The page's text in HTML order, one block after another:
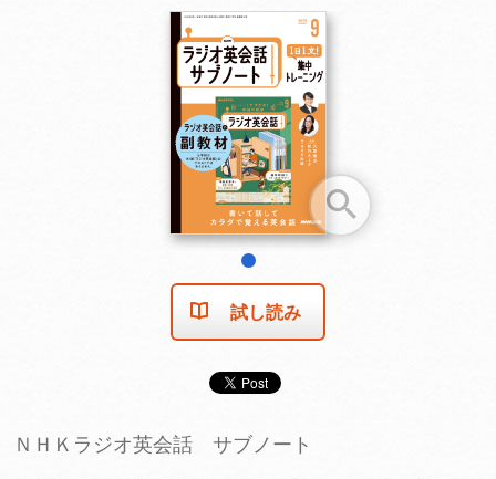
他にも商品を買う
試し読み
ＮＨＫラジオ英会話 サブノート